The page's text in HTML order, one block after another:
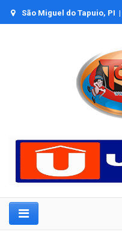
São Miguel do Tapuio, PI |